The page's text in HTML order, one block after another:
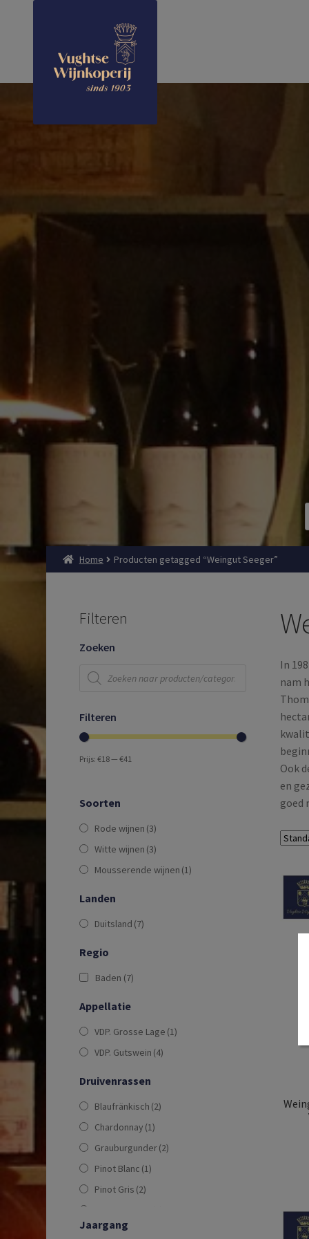
Home Producten getagged “Weingut Seeger”
In
nam
Ook
en
goed
Filteren
Zoeken
Producten
zoeken
Filteren
Prijs:€18—€41
Soorten
Rode wijnen (3)
Witte wijnen (3)
Mousserende wijnen (1)
Landen
Duitsland (7)
Regio
Baden (7)
Appellatie
VDP. Grosse Lage (1)
VDP. Gutswein (4)
Druivenrassen
Blaufränkisch (2)
Chardonnay (1)
Grauburgunder(2)
Pinot Blanc (1)
Pinot Gris (2)
Pinot Noir
Jaargang